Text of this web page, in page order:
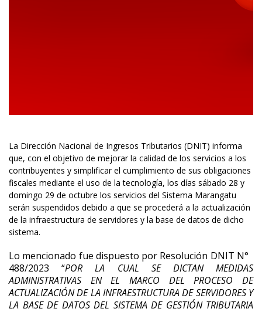
La Dirección Nacional de Ingresos Tributarios (DNIT) informa
que, con el objetivo de mejorar la calidad de los servicios a los
contribuyentes y simplificar el cumplimiento de sus obligaciones
fiscales mediante el uso de la tecnología, los días sábado 28 y
domingo 29 de octubre los servicios del Sistema Marangatu
serán suspendidos debido a que se procederá a la actualización
de la infraestructura de servidores y la base de datos de dicho
sistema.
Lo mencionado fue dispuesto por Resolución DNIT N°
488/2023 “POR LA CUAL SE DICTAN MEDIDAS
ADMINISTRATIVAS EN EL MARCO DEL PROCESO DE
ACTUALIZACIÓN DE LA INFRAESTRUCTURA DE SERVIDORES Y
LA BASE DE DATOS DEL SISTEMA DE GESTIÓN TRIBUTARIA